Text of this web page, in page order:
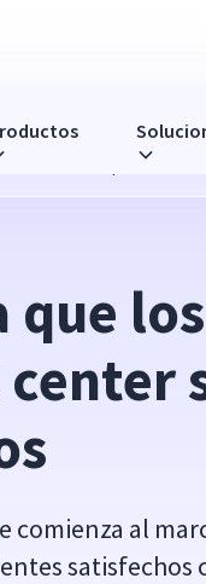
sean más productivos
que los
comienza al
satisfechos